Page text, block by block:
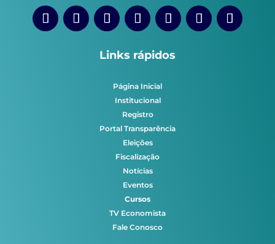
Links rápidos
Página Inicial
Institucional
Registro
Portal Transparência
Eleições
Fiscalização
Notícias
Eventos
Cursos
TV Economista
Fale Conosco